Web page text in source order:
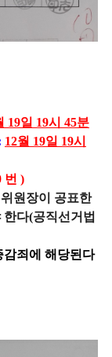
19일 19시 45분
12월 19일 19시
번 )
원장이 공표한
다(공직선거법
감죄에 해당된다